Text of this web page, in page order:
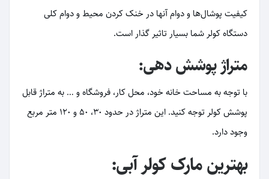
کیفیت پوشال‌ها و دوام آنها در خنک کردن محیط و دوام کلی
دستگاه کولر شما بسیار تاثیر گذار است.
متراژ پوشش دهی:
با توجه به مساحت خانه خود، محل کار، فروشگاه و … به متراژ قابل
پوشش کولر توجه کنید. این متراژ در حدود 30، 50 و 120 متر مربع
وجود دارد.
بهترین مارک کولر آبی: